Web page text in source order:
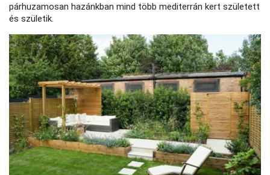
párhuzamosan hazánkban mind több mediterrán kert született
és születik.